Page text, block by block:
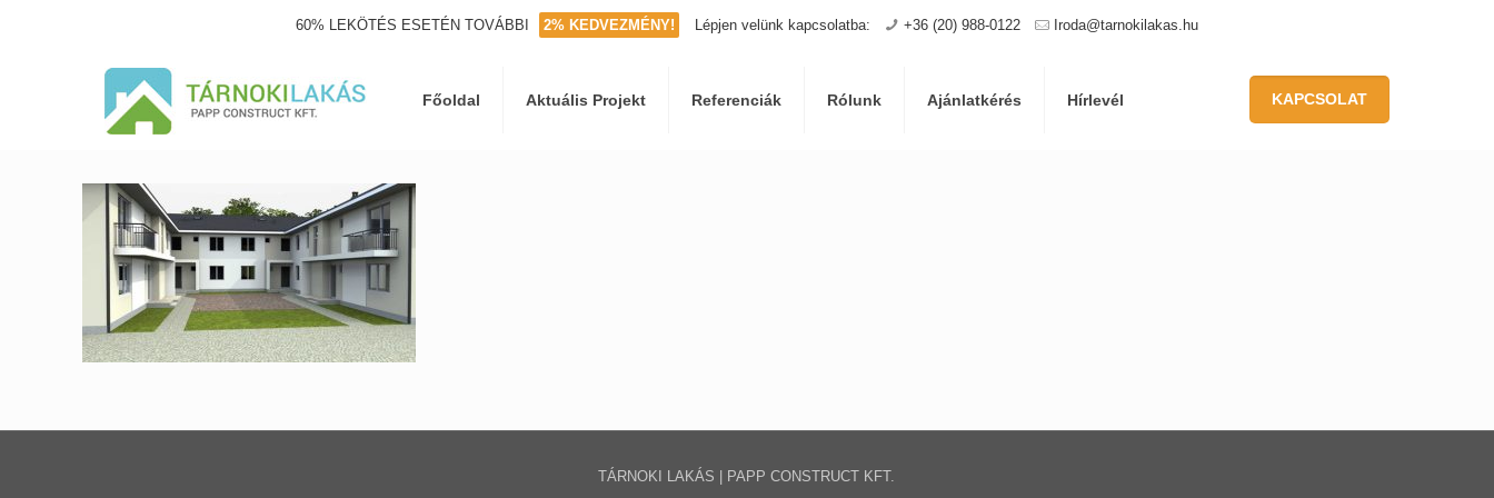
60% LEKÖTÉS ESETÉN TOVÁBBI 2% KEDVEZMÉNY! Lépjen velünk kapcsolatba: +36 (20) 988-0122 Iroda@tarnokilakas.hu
Főoldal Aktuális Projekt Referenciák Rólunk Ajánlatkérés Hírlevél KAPCSOLAT
TÁRNOKI LAKÁS | PAPP CONSTRUCT KFT.